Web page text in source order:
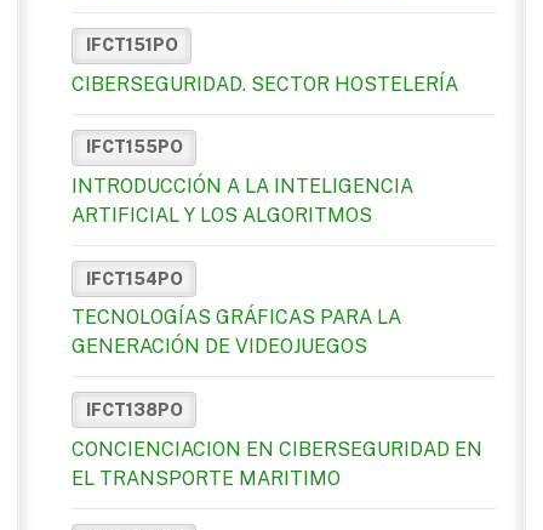
IFCT151PO
CIBERSEGURIDAD. SECTOR HOSTELERÍA
IFCT155PO
INTRODUCCIÓN A LA INTELIGENCIA
ARTIFICIAL Y LOS ALGORITMOS
IFCT154PO
TECNOLOGÍAS GRÁFICAS PARA LA
GENERACIÓN DE VIDEOJUEGOS
IFCT138PO
CONCIENCIACION EN CIBERSEGURIDAD EN
EL TRANSPORTE MARITIMO